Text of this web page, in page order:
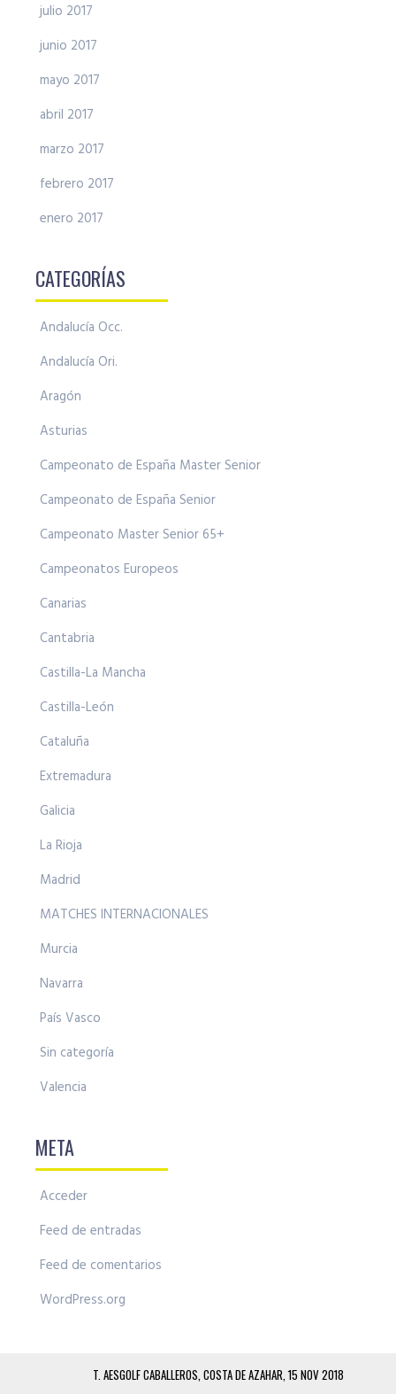
julio 2017
junio 2017
mayo 2017
abril 2017
marzo 2017
febrero 2017
enero 2017
CATEGORÍAS
Andalucía Occ.
Andalucía Ori.
Aragón
Asturias
Campeonato de España Master Senior
Campeonato de España Senior
Campeonato Master Senior 65+
Campeonatos Europeos
Canarias
Cantabria
Castilla-La Mancha
Castilla-León
Cataluña
Extremadura
Galicia
La Rioja
Madrid
MATCHES INTERNACIONALES
Murcia
Navarra
País Vasco
Sin categoría
Valencia
META
Acceder
Feed de entradas
Feed de comentarios
WordPress.org
T. AESGOLF CABALLEROS, COSTA DE AZAHAR, 15 NOV 2018